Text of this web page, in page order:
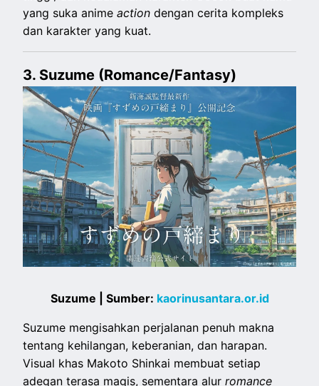
yang suka animeaction dengan cerita kompleks
dan karakter yang kuat.
3. Suzume (Romance/Fantasy)
Suzume | Sumber: kaorinusantara.or.id
Suzume mengisahkan perjalanan penuh makna
tentang kehilangan, keberanian, dan harapan.
Visual khas Makoto Shinkai membuat setiap
adegan terasa magis, sementara alurromance